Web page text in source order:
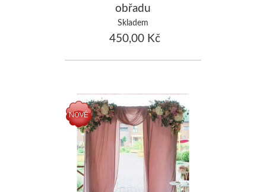
obřadu
Skladem
450,00 Kč